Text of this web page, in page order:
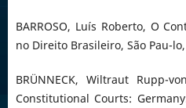
BARROSO, Luís Roberto, O
no Direito Brasileiro, São Pau-
BRÜNNECK, Wiltraut Rupp-
Constitutional Courts: